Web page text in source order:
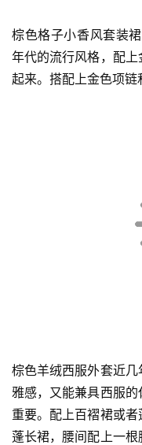
棕色格子小香风套装
年代的流行风格，配
起来。搭配上金色项链
棕色羊绒西服外套近
雅感，又能兼具西服
重要。配上百褶裙或
蓬长裙，腰间配上一